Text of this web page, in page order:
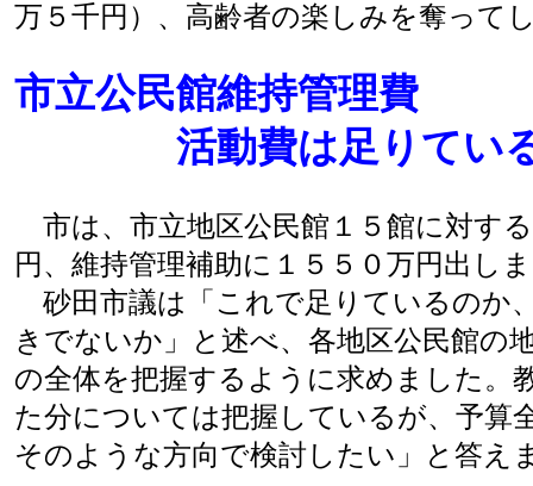
万５千円）、高齢者の楽しみを奪って
市立公民館維持管理費
活動費は足りてい
市は、市立地区公民館１５館に対す
円、維持管理補助に１５５０万円出し
砂田市議は「これで足りているのか
きでないか」と述べ、各地区公民館の
の全体を把握するように求めました。
た分については把握しているが、予算
そのような方向で検討したい」と答え